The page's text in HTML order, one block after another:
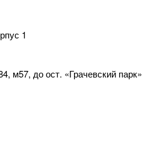
1
м57, до ост. «Грачевский парк»